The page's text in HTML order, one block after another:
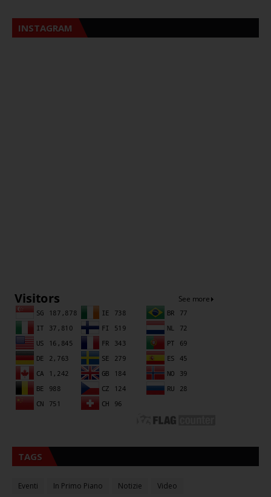
INSTAGRAM
TAGS
Eventi In Primo Piano Notizie Video